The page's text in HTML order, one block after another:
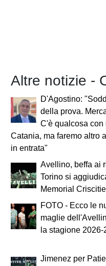
Altre notizie -
D'Agostino:
della prova.
C'è qualcosa con
Catania, ma faremo altro
in entrata"
Avellino, beffa ai
Torino si
Memorial
FOTO - Ecco le
maglie
la stagione 2026-
Jimenez per